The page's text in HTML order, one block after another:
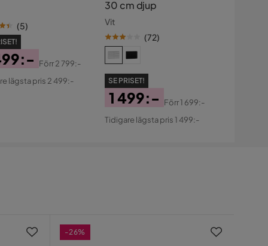
(5)
Förr2 799:-
lägsta pris 2 499:-
30 cm djup
Vit
(72)
SE PRISET!
Pris
1 499:-
Original
Förr1 699:-
Tidigare lägsta pris 1 499:-
-26%